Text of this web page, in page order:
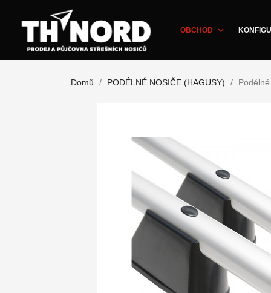
OBCHOD expand_more
Domů PODÉLNÉ NOSIČE (HAGUSY)